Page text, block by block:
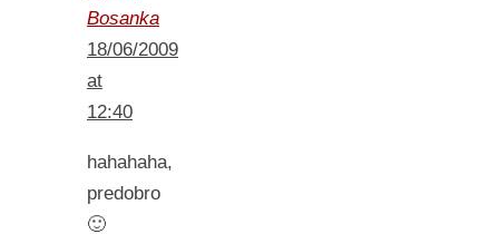
Bosanka
18/06/2009
at
12:40
hahahaha,
predobro
🙂